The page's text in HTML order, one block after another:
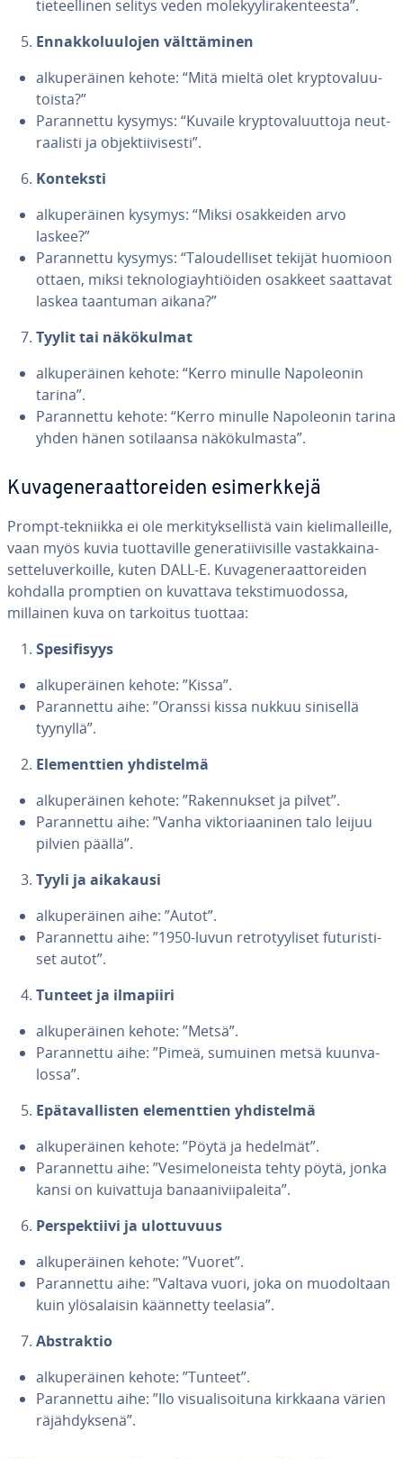
tie­teel­li­nen selitys veden mo­le­kyy­li­ra­ken­tees­ta”.
En­nak­ko­luu­lo­jen vält­tä­mi­nen
al­ku­pe­räi­nen kehote: “Mitä mieltä olet kryp­to­va­luu­
tois­ta?”
Pa­ran­net­tu kysymys: “Kuvaile kryp­to­va­luut­to­ja neut­
raa­lis­ti ja ob­jek­tii­vi­ses­ti”.
Konteksti
al­ku­pe­räi­nen kysymys: “Miksi osak­kei­den arvo
laskee?”
Pa­ran­net­tu kysymys: “Ta­lou­del­li­set tekijät huomioon
ottaen, miksi tek­no­lo­giayh­tiöi­den osakkeet saattavat
laskea taantuman aikana?”
Tyylit tai nä­kö­kul­mat
al­ku­pe­räi­nen kehote: “Kerro minulle Na­po­leo­nin
tarina”.
Pa­ran­net­tu kehote: “Kerro minulle Na­po­leo­nin tarina
yhden hänen so­ti­laan­sa nä­kö­kul­mas­ta”.
Ku­va­ge­ne­raat­to­rei­den esi­merk­ke­jä
Prompt-tekniikka ei ole mer­ki­tyk­sel­lis­tä vain kie­li­mal­leil­le,
vaan myös kuvia tuot­ta­vil­le ge­ne­ra­tii­vi­sil­le vas­tak­kai­na­
set­te­lu­ver­koil­le, kuten DALL-E. Ku­va­ge­ne­raat­to­rei­den
kohdalla promptien on kuvattava teks­ti­muo­dos­sa,
millainen kuva on tarkoitus tuottaa:
Spe­si­fi­syys
al­ku­pe­räi­nen kehote: ”Kissa”.
Pa­ran­net­tu aihe: ”Oranssi kissa nukkuu sinisellä
tyynyllä”.
Ele­ment­tien yh­dis­tel­mä
al­ku­pe­räi­nen kehote: ”Ra­ken­nuk­set ja pilvet”.
Pa­ran­net­tu aihe: ”Vanha vik­to­ri­aa­ni­nen talo leijuu
pilvien päällä”.
Tyyli ja aikakausi
al­ku­pe­räi­nen aihe: ”Autot”.
Pa­ran­net­tu aihe: ”1950-luvun ret­ro­tyy­li­set fu­tu­ris­ti­
set autot”.
Tunteet ja ilmapiiri
al­ku­pe­räi­nen kehote: ”Metsä”.
Pa­ran­net­tu aihe: ”Pimeä, sumuinen metsä kuun­va­
los­sa”.
Epä­ta­val­lis­ten ele­ment­tien yh­dis­tel­mä
al­ku­pe­räi­nen kehote: ”Pöytä ja hedelmät”.
Pa­ran­net­tu aihe: ”Ve­si­me­lo­neis­ta tehty pöytä, jonka
kansi on kui­vat­tu­ja ba­naa­ni­vii­pa­lei­ta”.
Pers­pek­tii­vi ja ulot­tu­vuus
al­ku­pe­räi­nen kehote: ”Vuoret”.
Pa­ran­net­tu aihe: ”Valtava vuori, joka on muo­dol­taan
kuin ylö­sa­lai­sin käännetty teelasia”.
Ab­strak­tio
al­ku­pe­räi­nen kehote: ”Tunteet”.
Pa­ran­net­tu aihe: ”Ilo vi­sua­li­soi­tu­na kirkkaana värien
rä­jäh­dyk­se­nä”.